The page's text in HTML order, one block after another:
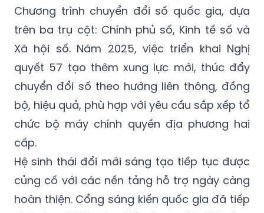
Chương trình chuyển đổi số quốc gia, dựa
trên ba trụ cột: Chính phủ số, Kinh tế số và
Xã hội số. Năm 2025, việc triển khai Nghị
quyết 57 tạo thêm xung lực mới, thúc đẩy
chuyển đổi số theo hướng liên thông, đồng
bộ, hiệu quả, phù hợp với yêu cầu sắp xếp tổ
chức bộ máy chính quyền địa phương hai
cấp.
Hệ sinh thái đổi mới sáng tạo tiếp tục được
củng cố với các nền tảng hỗ trợ ngày càng
hoàn thiện. Cổng sáng kiến quốc gia đã tiếp